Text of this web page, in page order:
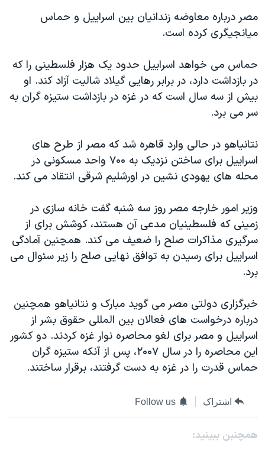
اسرائیل در جنگ
گالری عکس
آرشیو پخش زنده
ورزش زنان در ایران
اعتراضات زن، زندگی، آزادی
مجموعه مستندهای دادخواهی
تریبونال مردمی آبان ۹۸
دادگاه حمید نوری
قانون شفافیت دارائی کادر رهبری ایران
اعتراضات مردمی آبان ۹۸
نرگس محمدی برنده جایزه نوبل صلح
همایش محافظه‌کاران آمریکا «سی‌پک»
صفحه‌های ویژه
زبانهای مختلف
مصر درباره معاوضه زندانیان بین اسراییل و حماس
میانجیگری کرده است.
حماس می خواهد اسراییل حدود یک هزار فلسطینی را که
در بازداشت دارد، در برابر رهایی گیلاد شالیت آزاد کند. او
بیش از سه سال است که در غزه در بازداشت ستیزه گران به
سر می برد.
نتانیاهو در حالی وارد قاهره شد که مصر از طرح های
اسراییل برای ساختن نزدیک به ۷۰۰ واحد مسکونی در
محله های یهودی نشین در اورشلیم شرقی انتقاد می کند.
وزیر امور خارجه مصر روز سه شنبه گفت خانه سازی در
زمینی که فلسطینیان مدعی آن هستند، کوشش برای از
سرگیری مذاکرات صلح را ضعیف می کند. همچنین آمادگی
اسراییل برای رسیدن به توافق نهایی صلح را زیر سئوال می
برد.
خبرگزاری دولتی مصر می گوید مبارک و نتانیاهو همچنین
درباره درخواست های فعالان بین المللی حقوق بشر از
اسراییل و مصر برای لغو محاصره نوار غزه کردند. دو کشور
این محاصره را در سال ۲۰۰۷، پس از آنکه ستیزه گران
حماس قدرت را در غزه به دست گرفتند، برقرار ساختند.
اشتراک Follow us
همچنبن ببینید: